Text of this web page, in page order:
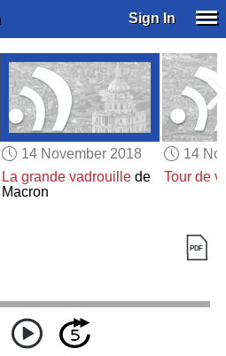
Sign In
14 November 2018
La grande vadrouillede
Macron
14
Tour de